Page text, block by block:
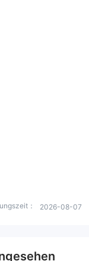
： 2026-08-07